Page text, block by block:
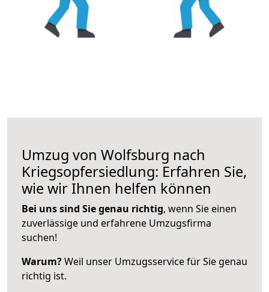
Umzug von Wolfsburg nach
Kriegsopfersiedlung: Erfahren Sie,
wie wir Ihnen helfen können
Bei uns sind Sie genau richtig, wenn Sie einen
zuverlässige und erfahrene Umzugsfirma
suchen!
Warum?Weil unser Umzugsservice für Sie genau
richtig ist.